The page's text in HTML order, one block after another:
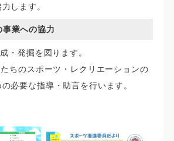
します。
事業への協力
・発掘を図ります。
ちのスポーツ・レクリエーションの
必要な指導・助言を行います。